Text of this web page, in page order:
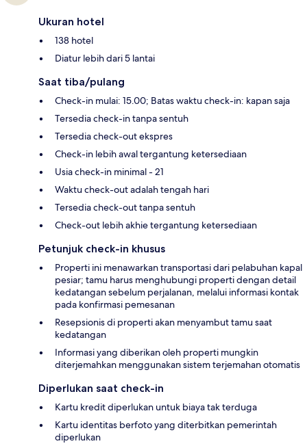
Ukuran hotel
138 hotel
Diatur lebih dari 5 lantai
Saat tiba/pulang
Check-in mulai: 15.00; Batas waktu check-in: kapan saja
Tersedia check-in tanpa sentuh
Tersedia check-out ekspres
Check-in lebih awal tergantung ketersediaan
Usia check-in minimal - 21
Waktu check-out adalah tengah hari
Tersedia check-out tanpa sentuh
Check-out lebih akhie tergantung ketersediaan
Petunjuk check-in khusus
Properti ini menawarkan transportasi dari pelabuhan kapal
pesiar; tamu harus menghubungi properti dengan detail
kedatangan sebelum perjalanan, melalui informasi kontak
pada konfirmasi pemesanan
Resepsionis di properti akan menyambut tamu saat
kedatangan
Informasi yang diberikan oleh properti mungkin
diterjemahkan menggunakan sistem terjemahan otomatis
Diperlukan saat check-in
Kartu kredit diperlukan untuk biaya tak terduga
Kartu identitas berfoto yang diterbitkan pemerintah
diperlukan